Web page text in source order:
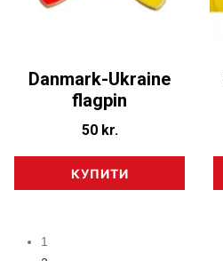
Danmark-Ukraine
flagpin
50 kr.
КУПИТИ
1